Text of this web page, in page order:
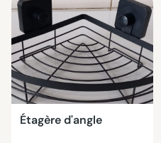
Étagère d'angle